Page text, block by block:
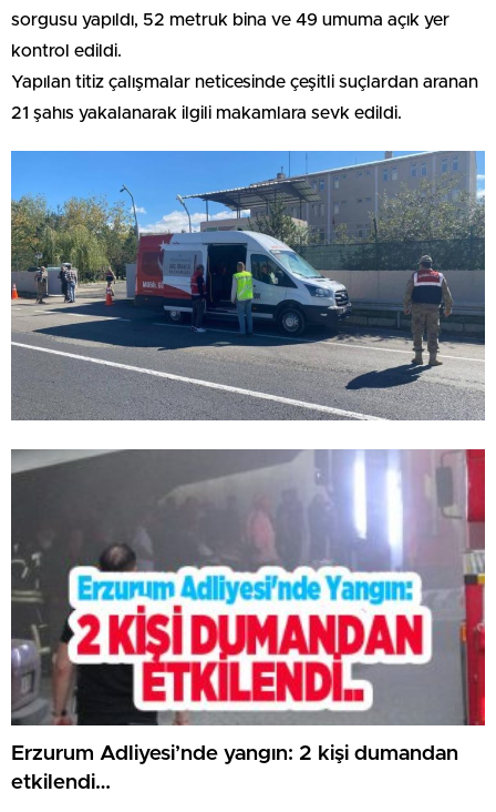
sorgusu yapıldı, 52 metruk bina ve 49 umuma açık yer
kontrol edildi.
Yapılan titiz çalışmalar neticesinde çeşitli suçlardan aranan
21 şahıs yakalanarak ilgili makamlara sevk edildi.
Erzurum Adliyesi’nde yangın: 2 kişi dumandan
etkilendi…